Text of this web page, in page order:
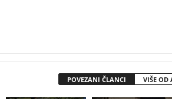
POVEZANI ČLANCI VIŠE OD